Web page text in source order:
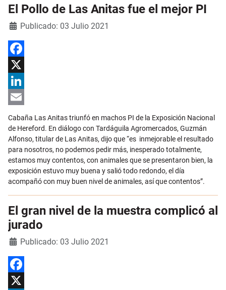
El Pollo de Las Anitas fue el mejor PI
DetallesPublicado: 03 Julio 2021
Facebook
X
LinkedIn
Email
Cabaña Las Anitas triunfó en machos PI de la Exposición Nacional
de Hereford. En diálogo con Tardáguila Agromercados, Guzmán
Alfonso, titular de Las Anitas, dijo que “es inmejorable el resultado
para nosotros, no podemos pedir más, inesperado totalmente,
estamos muy contentos, con animales que se presentaron bien, la
exposición estuvo muy buena y salió todo redondo, el día
acompañó con muy buen nivel de animales, así que contentos”.
El gran nivel de la muestra complicó al
jurado
DetallesPublicado: 03 Julio 2021
Facebook